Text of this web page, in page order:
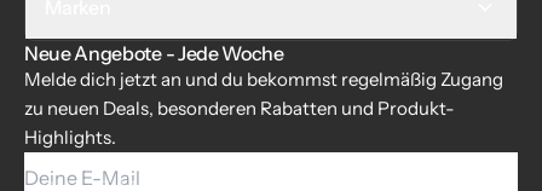
Neue Angebote - Jede Woche
Melde dich jetzt an und du bekommst regelmäßig Zugang
zu neuen Deals, besonderen Rabatten und Produkt-
Highlights.